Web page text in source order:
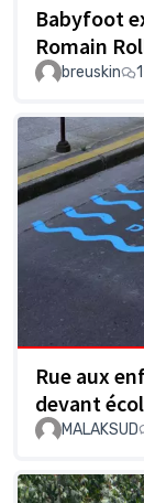
Babyfoot
Romain
breuskin 1
Rue aux
devant
MALAKSUD